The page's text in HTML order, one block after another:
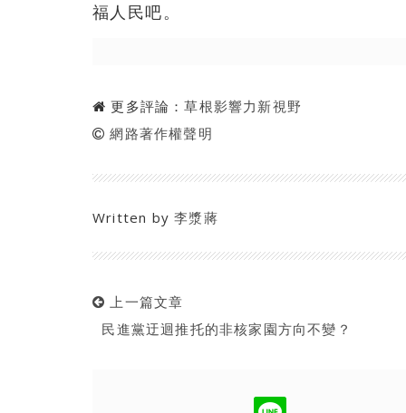
福人民吧。
更多評論：草根影響力新視野
網路著作權聲明
Written by李漿蔣
上一篇文章
民進黨迂迴推托的非核家園方向不變？